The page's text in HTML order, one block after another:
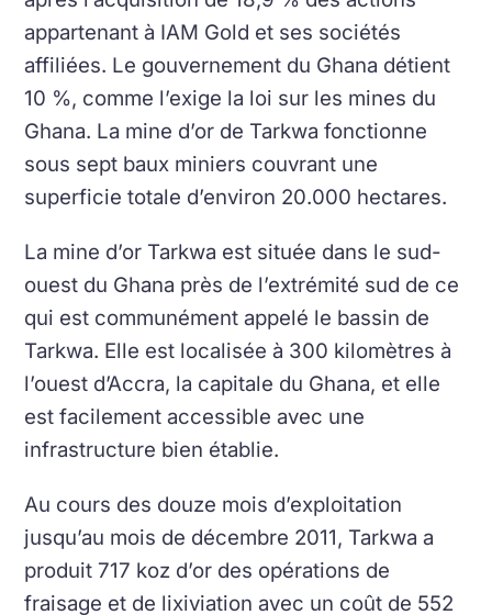
appartenant à IAM Gold et ses sociétés
affiliées. Le gouvernement du Ghana détient
10 %, comme l’exige la loi sur les mines du
Ghana. La mine d’or de Tarkwa fonctionne
sous sept baux miniers couvrant une
superficie totale d’environ 20.000 hectares.
La mine d’or Tarkwa est située dans le sud-
ouest du Ghana près de l’extrémité sud de ce
qui est communément appelé le bassin de
Tarkwa. Elle est localisée à 300 kilomètres à
l’ouest d’Accra, la capitale du Ghana, et elle
est facilement accessible avec une
infrastructure bien établie.
Au cours des douze mois d’exploitation
jusqu’au mois de décembre 2011, Tarkwa a
produit 717 koz d’or des opérations de
fraisage et de lixiviation avec un coût de 552